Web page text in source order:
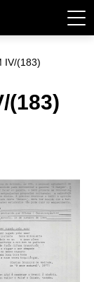
IV/(183)
(183)